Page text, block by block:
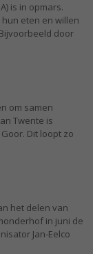
is in opmars.
eten en willen
door
om samen
Twente is
Dit loopt zo
het delen van
in juni de
Jan-Eelco